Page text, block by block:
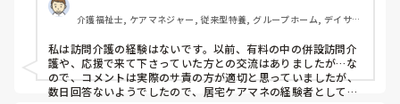
介護福祉士, ケアマネジャー, 従来型特養, グループホーム, デイサー
私は訪問介護の経験はないです。以前、有料の中の併設訪問介
護や、応援で来て下さっていた方との交流はありましたが…な
ので、コメントは実際のサ責の方が適切と思っていましたが、
数日回答ないようでしたので、居宅ケアマネの経験者としてコ